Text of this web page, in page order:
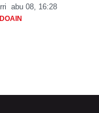
abu 08, 16:28